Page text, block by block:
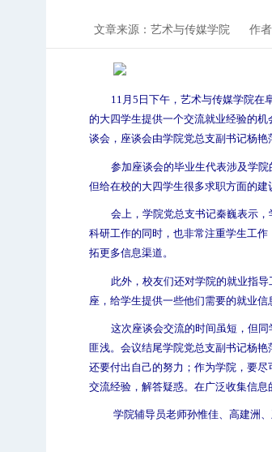
文章来源：艺术与传媒学院 作
11 月 5 日 下午，艺术与传媒学院在
的大四学生提供一个交流就业经验的
谈会，座谈会由学院党总支副书记杨艳
参加座谈会的毕业生代表涉及学
但给在校的大四学生很多求职方面的建
会上，学院党总支书记秦巍表示
科研工作的同时，也非常注重学生工
拓更多信息渠道。
此外，校友们还对学院的就业指
座，给学生提供一些他们需要的就业信
这次座谈会交流的时间虽短，但
匪浅。会议结尾学院党总支副书记杨
还要付出自己的努力；作为学院，要
交流经验，解答疑惑。在广泛收集信
学院辅导员老师孙惟佳、高建洲